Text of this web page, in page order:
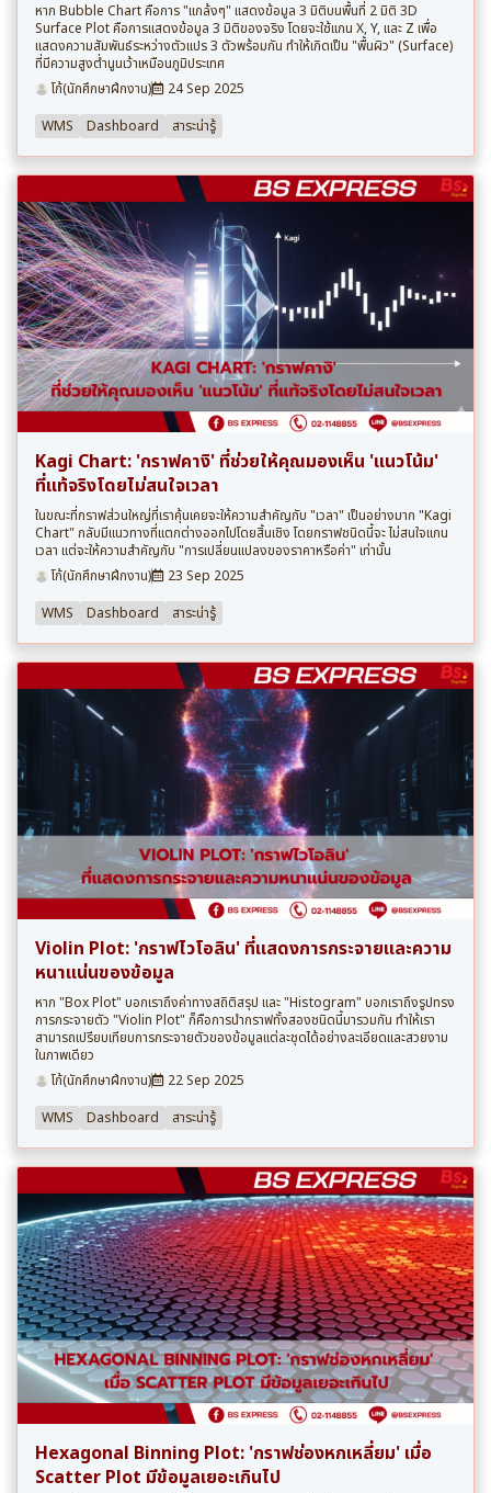
หาก Bubble Chart คือการ "แกล้งๆ" แสดงข้อมูล 3 มิติบนพื้นที่ 2 มิติ 3D
Surface Plot คือการแสดงข้อมูล 3 มิติของจริง โดยจะใช้แกน X, Y, และ Z เพื่อ
แสดงความสัมพันธ์ระหว่างตัวแปร 3 ตัวพร้อมกัน ทำให้เกิดเป็น "พื้นผิว" (Surface)
ที่มีความสูงต่ำนูนเว้าเหมือนภูมิประเทศ
โก้(นักศึกษาฝึกงาน)
24 Sep 2025
WMS
Dashboard สาระน่ารู้
Kagi Chart: 'กราฟคางิ' ที่ช่วยให้คุณมองเห็น 'แนวโน้ม'
ที่แท้จริงโดยไม่สนใจเวลา
ในขณะที่กราฟส่วนใหญ่ที่เราคุ้นเคยจะให้ความสำคัญกับ "เวลา" เป็นอย่างมาก "Kagi
Chart" กลับมีแนวทางที่แตกต่างออกไปโดยสิ้นเชิง โดยกราฟชนิดนี้จะ ไม่สนใจแกน
เวลา แต่จะให้ความสำคัญกับ "การเปลี่ยนแปลงของราคาหรือค่า" เท่านั้น
โก้(นักศึกษาฝึกงาน)
23 Sep 2025
WMS
Dashboard สาระน่ารู้
Violin Plot: 'กราฟไวโอลิน' ที่แสดงการกระจายและความ
หนาแน่นของข้อมูล
หาก "Box Plot" บอกเราถึงค่าทางสถิติสรุป และ "Histogram" บอกเราถึงรูปทรง
การกระจายตัว "Violin Plot" ก็คือการนำกราฟทั้งสองชนิดนี้มารวมกัน ทำให้เรา
สามารถเปรียบเทียบการกระจายตัวของข้อมูลแต่ละชุดได้อย่างละเอียดและสวยงาม
ในภาพเดียว
โก้(นักศึกษาฝึกงาน)
22 Sep 2025
WMS
Dashboard สาระน่ารู้
Hexagonal Binning Plot: 'กราฟช่องหกเหลี่ยม' เมื่อ
Scatter Plot มีข้อมูลเยอะเกินไป